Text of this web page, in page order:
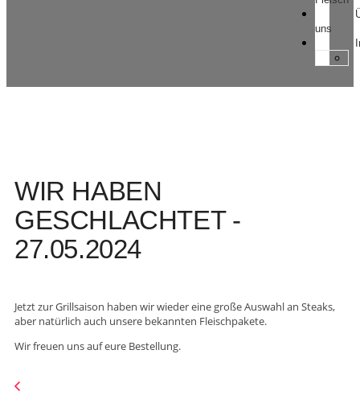
uns
WIR HABEN
GESCHLACHTET -
27.05.2024
Jetzt zur Grillsaison haben wir wieder eine große Auswahl an Steaks,
aber natürlich auch unsere bekannten Fleischpakete.
Wir freuen uns auf eure Bestellung.